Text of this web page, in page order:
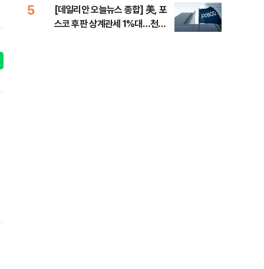
5
[데일리안 오늘뉴스 종합] 美, 포
스코 후판 상계관세 1%대…천하